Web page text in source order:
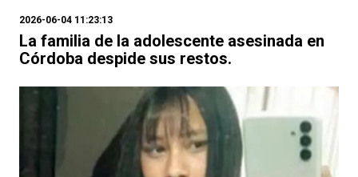
2026-06-04 11:23:13
La familia de la adolescente asesinada en
Córdoba despide sus restos.